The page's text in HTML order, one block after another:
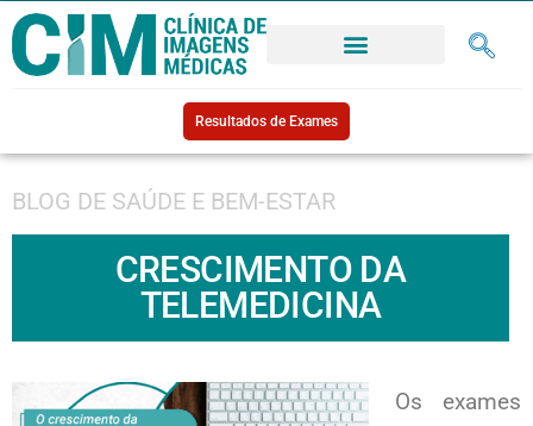
Resultados de Exames
BLOG DE SAÚDE E BEM-ESTAR
CRESCIMENTO DA
TELEMEDICINA
Os exames